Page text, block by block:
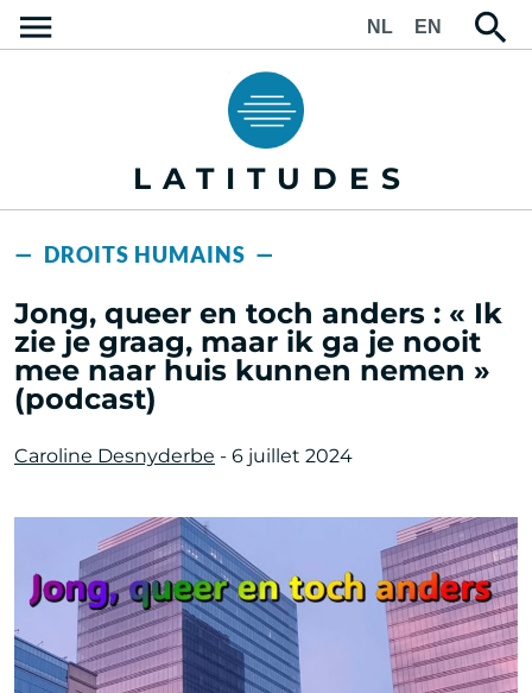
NL EN
LATITUDES
— DROITS HUMAINS —
Jong, queer en toch anders : « Ik
zie je graag, maar ik ga je nooit
mee naar huis kunnen nemen »
(podcast)
Caroline Desnyderbe - 6 juillet 2024